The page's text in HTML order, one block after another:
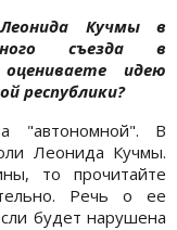
Кучмы в
съезда в
идею
республики?
"автономной". В
Леонида Кучмы.
то прочитайте
Речь о ее
будет нарушена